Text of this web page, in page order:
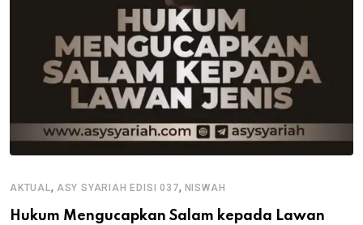
AKTUAL, ASY SYARIAH EDISI 037, NISWAH
Hukum Mengucapkan Salam kepada Lawan